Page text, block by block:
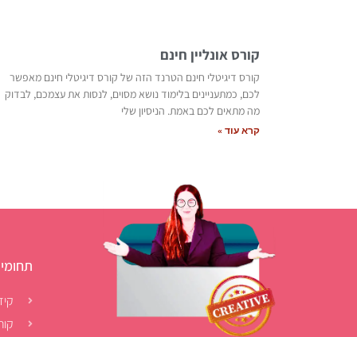
קורס אונליין חינם
קורס דיגיטלי חינם הטרנד הזה של קורס דיגיטלי חינם מאפשר
לכם, כמתעניינים בלימוד נושא מסוים, לנסות את עצמכם, לבדוק
מה מתאים לכם באמת. הניסיון שלי
קרא עוד »